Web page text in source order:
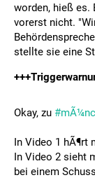
worden, hieß es.
vorerst nicht.
stellte sie eine
Okay, zu
In Video 1 hÃ¶rt
In Video 2 sieht
bei einem